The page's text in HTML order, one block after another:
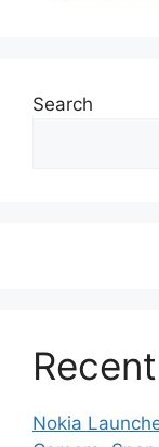
Search
Nokia